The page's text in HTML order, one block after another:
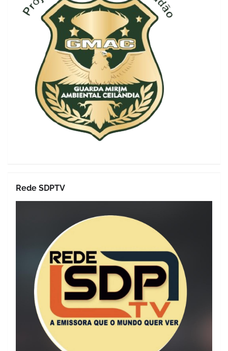
Rede SDPTV